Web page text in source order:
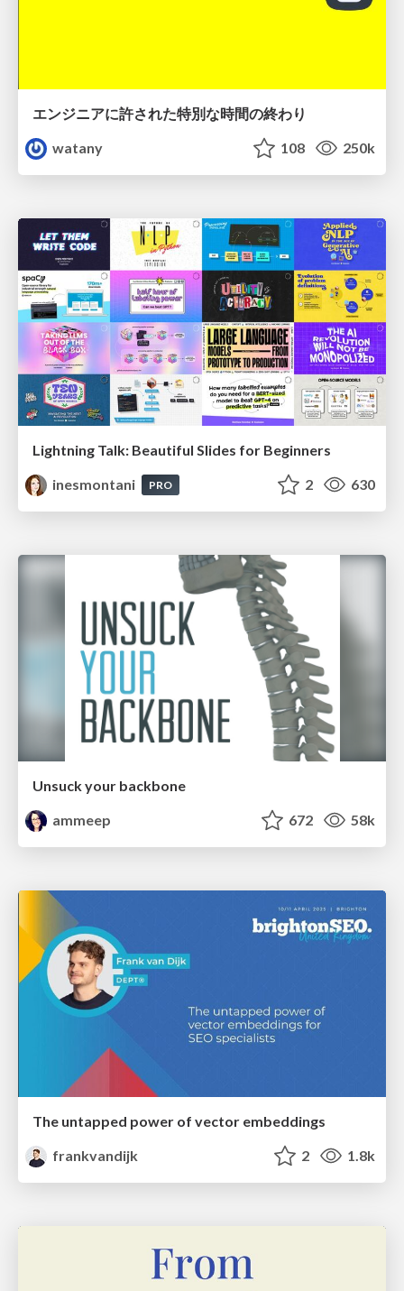
エンジニアに許された特別な時間の終わり
watany
108 250k
Lightning Talk: Beautiful Slides for Beginners
inesmontani
PRO 2 630
Unsuck your backbone
ammeep
672 58k
The untapped power of vector embeddings
frankvandijk
2 1.8k